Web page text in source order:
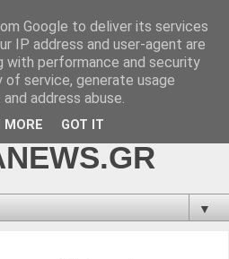
-
ΝΕΑ
▼
Google to deliver its services
IP address and user-agent are
with performance and security
service, generate usage
address abuse.
MORE GOT IT